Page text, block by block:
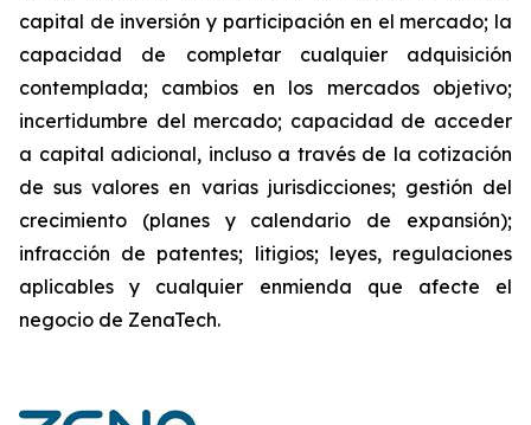
capital de inversión y participación en el mercado; la
capacidad de completar cualquier adquisición
contemplada; cambios en los mercados objetivo;
incertidumbre del mercado; capacidad de acceder
a capital adicional, incluso a través de la cotización
de sus valores en varias jurisdicciones; gestión del
crecimiento (planes y calendario de expansión);
infracción de patentes; litigios; leyes, regulaciones
aplicables y cualquier enmienda que afecte el
negocio de ZenaTech.